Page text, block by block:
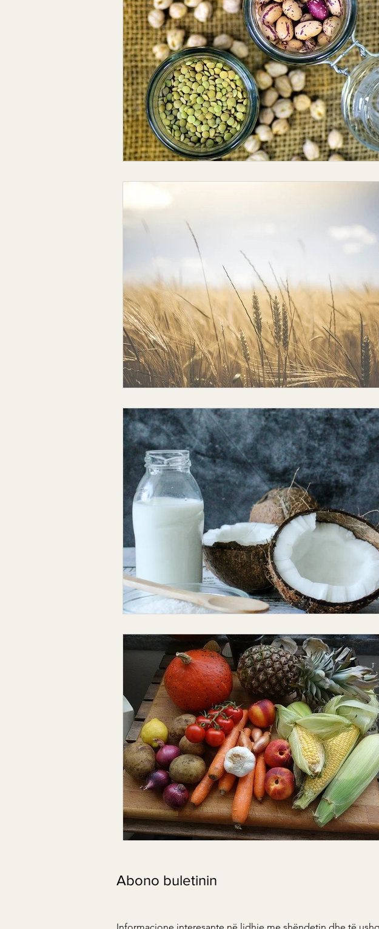
Abono buletinin
Informacione interesante në lidhje me shëndetin dhe të